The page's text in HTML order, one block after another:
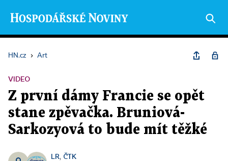
HN.cz › Art
VIDEO
Z první dámy Francie se opět
stane zpěvačka. Bruniová-
Sarkozyová to bude mít těžké
LR, ČTK